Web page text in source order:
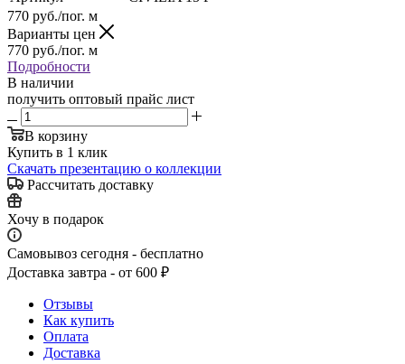
770 руб./пог. м
Варианты цен
770 руб./пог. м
Подробности
В наличии
получить оптовый прайс лист
В корзину
Купить в 1 клик
Скачать презентацию о коллекции
Рассчитать доставку
Хочу в подарок
Самовывоз сегодня - бесплатно
Доставка завтра - от 600 ₽
Отзывы
Как купить
Оплата
Доставка